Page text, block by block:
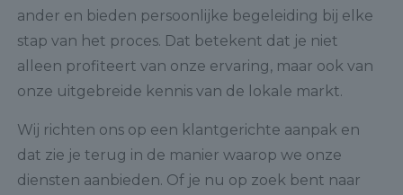
ander en bieden persoonlijke begeleiding bij elke
stap van het proces. Dat betekent dat je niet
alleen profiteert van onze ervaring, maar ook van
onze uitgebreide kennis van de lokale markt.
Wij richten ons op een klantgerichte aanpak en
dat zie je terug in de manier waarop we onze
diensten aanbieden. Of je nu op zoek bent naar